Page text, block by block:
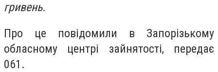
гривень.
Про це повідомили в Запорізькому
обласному центрі зайнятості, передає
061.